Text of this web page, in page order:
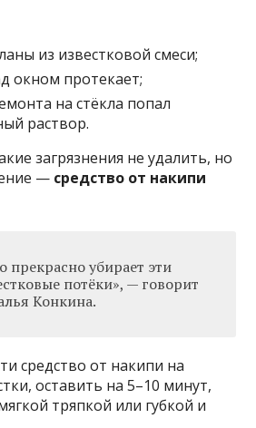
из известковой смеси;
окном протекает;
на стёкла попал
раствор.
загрязнения не удалить, но
— средство от накипи
прекрасно убирает эти
потёки», — говорит
Конкина.
средство от накипи на
оставить на 5–10 минут,
тряпкой или губкой и